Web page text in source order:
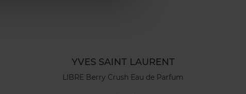
YVES SAINT LAURENT
LIBRE Berry Crush Eau de Parfum